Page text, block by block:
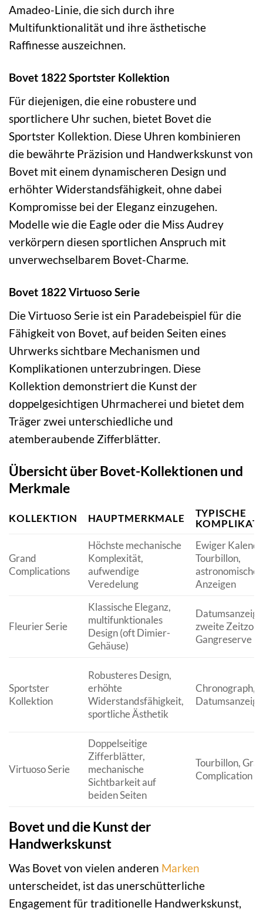
Amadeo-Linie, die sich durch ihre
Multifunktionalität und ihre ästhetische
Raffinesse auszeichnen.
Bovet 1822 Sportster Kollektion
Für diejenigen, die eine robustere und
sportlichere Uhr suchen, bietet Bovet die
Sportster Kollektion. Diese Uhren kombinieren
die bewährte Präzision und Handwerkskunst von
Bovet mit einem dynamischeren Design und
erhöhter Widerstandsfähigkeit, ohne dabei
Kompromisse bei der Eleganz einzugehen.
Modelle wie die Eagle oder die Miss Audrey
verkörpern diesen sportlichen Anspruch mit
unverwechselbarem Bovet-Charme.
Bovet 1822 Virtuoso Serie
Die Virtuoso Serie ist ein Paradebeispiel für die
Fähigkeit von Bovet, auf beiden Seiten eines
Uhrwerks sichtbare Mechanismen und
Komplikationen unterzubringen. Diese
Kollektion demonstriert die Kunst der
doppelgesichtigen Uhrmacherei und bietet dem
Träger zwei unterschiedliche und
atemberaubende Zifferblätter.
Übersicht über Bovet-Kollektionen und
Merkmale
KOLLEKTION HAUPTMERKMALE
TYPISCHE
Grand
Complications
Höchste mechanische
Komplexität,
aufwendige
Veredelung
Ewiger
Tourbillon,
astronomische
Anzeigen
Fleurier Serie
Klassische Eleganz,
multifunktionales
Design (oft Dimier-
Gehäuse)
zweite
Gangreserve
Sportster
Kollektion
Robusteres Design,
erhöhte
Widerstandsfähigkeit,
sportliche Ästhetik
Chronograph,
Datumsanzeige
Virtuoso Serie
Doppelseitige
Zifferblätter,
mechanische
Sichtbarkeit auf
beiden Seiten
Tourbillon,
Complication
Bovet und die Kunst der
Handwerkskunst
Was Bovet von vielen anderen Marken
unterscheidet, ist das unerschütterliche
Engagement für traditionelle Handwerkskunst,